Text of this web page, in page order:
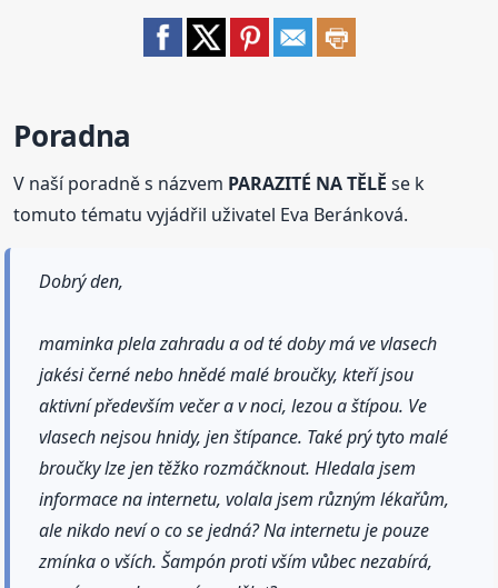
Poradna
V naší poradně s názvem PARAZITÉ NA TĚLĚ se k
tomuto tématu vyjádřil uživatel Eva Beránková.
Dobrý den,
maminka plela zahradu a od té doby má ve vlasech
jakési černé nebo hnědé malé broučky, kteří jsou
aktivní především večer a v noci, lezou a štípou. Ve
vlasech nejsou hnidy, jen štípance. Také prý tyto malé
broučky lze jen těžko rozmáčknout. Hledala jsem
informace na internetu, volala jsem různým lékařům,
ale nikdo neví o co se jedná? Na internetu je pouze
zmínka o vších. Šampón proti vším vůbec nezabírá,